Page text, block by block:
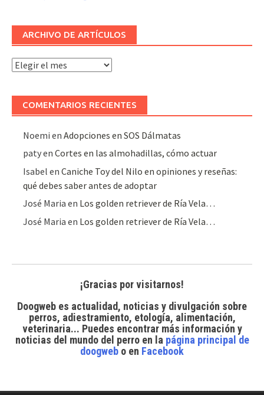
ARCHIVO DE ARTÍCULOS
Archivo
COMENTARIOS RECIENTES
Noemi enAdopciones en SOS Dálmatas
patyenCortes en las almohadillas, cómo actuar
Isabel enCaniche Toy del Nilo en opiniones y reseñas:
qué debes saber antes de adoptar
José Maria en Los golden retriever de Ría Vela…
José Maria en Los golden retriever de Ría Vela…
¡Gracias por visitarnos!
Doogweb es actualidad, noticias y divulgación sobre
perros, adiestramiento, etología, alimentación,
veterinaria... Puedes encontrar más información y
noticias del mundo del perroen la página principal de
doogweb o en Facebook